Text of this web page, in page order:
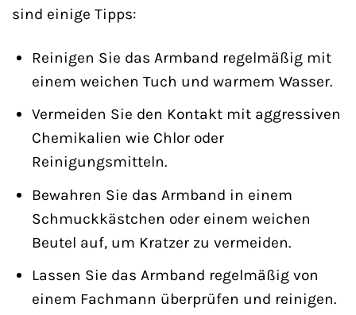
sind einige Tipps:
Reinigen Sie das Armband regelmäßig mit
einem weichen Tuch und warmem Wasser.
Vermeiden Sie den Kontakt mit aggressiven
Chemikalien wie Chlor oder
Reinigungsmitteln.
Bewahren Sie das Armband in einem
Schmuckkästchen oder einem weichen
Beutel auf, um Kratzer zu vermeiden.
Lassen Sie das Armband regelmäßig von
einem Fachmann überprüfen und reinigen.